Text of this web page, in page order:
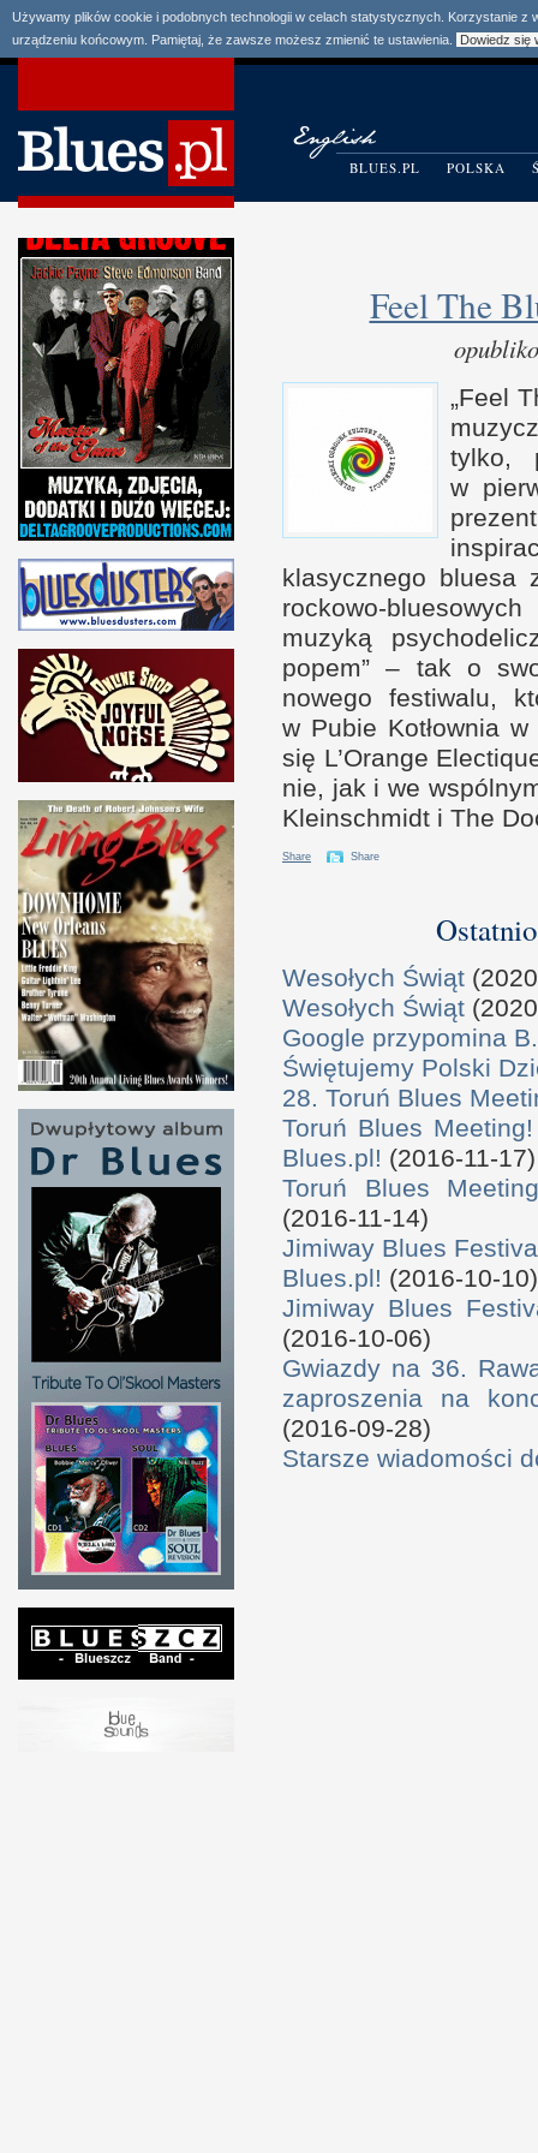
Używamy plików cookie i podobnych technologii w celach statystycznych. Korzystanie
urządzeniu końcowym. Pamiętaj, że zawsze możesz zmienić te ustawienia.
Dowiedz się
BLUES.PL POLSKA
Feel The
Feel
tylko,
w p
klasycz­nego bluesa
rockowo-​
muzyką
popem” – tak o s
nowego festiwalu,
w Pubie Kotłow­nia w
się L’Orange
nie, jak i we
Klein­sch­midt i The
Share Share
Wesołych Świąt
Wesołych Świąt
Google przypomina
Świętujemy Polski
28. Toruń Blues
Toruń Blues
Blues.pl! (2016-11-17)
Toruń Blues
(2016-11-14)
Jimiway Blues
Blues.pl! (2016-10-10)
Jimiway Blues
(2016-10-06)
Gwiazdy na 36.
zaproszenia na
(2016-09-28)
Starsze wiadomości